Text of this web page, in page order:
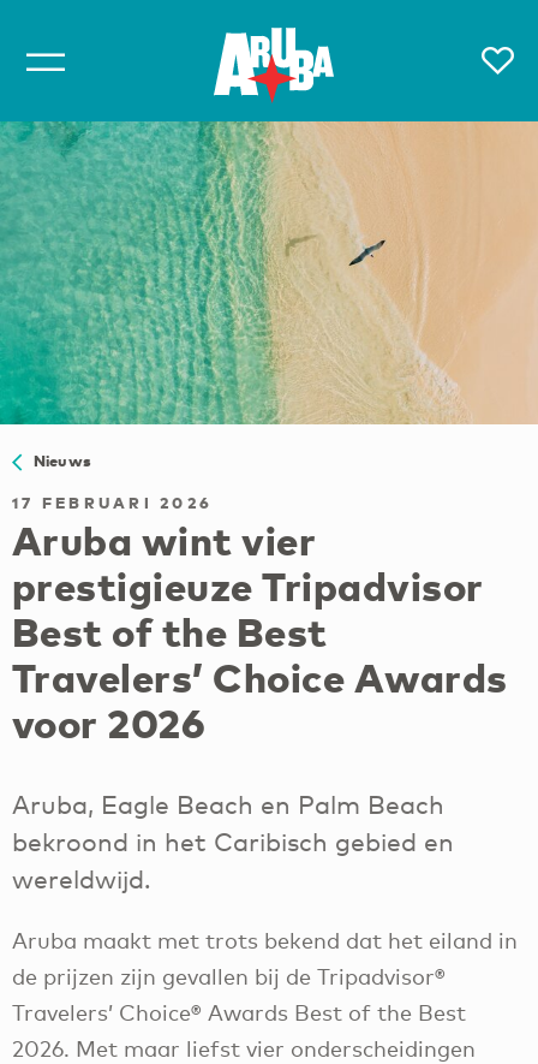
Nieuws
17 FEBRUARI 2026
Aruba wint vier
prestigieuze Tripadvisor
Best of the Best
Travelers’ Choice Awards
voor 2026
Aruba, Eagle Beach en Palm Beach
bekroond in het Caribisch gebied en
wereldwijd.
Aruba maakt met trots bekend dat het eiland in
de prijzen zijn gevallen bij de Tripadvisor®
Travelers’ Choice® Awards Best of the Best
2026. Met maar liefst vier onderscheidingen